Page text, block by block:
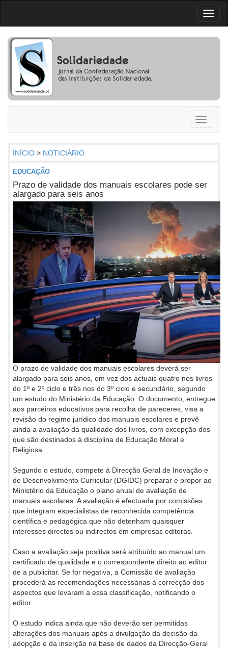
Toggle
INÍCIO > NOTICIÁRIO
EDUCAÇÃO
Prazo de validade dos manuais escolares pode ser
alargado para seis anos
O prazo de validade dos manuais escolares deverá ser
alargado para seis anos, em vez dos actuais quatro nos livros
do 1º e 2º ciclo e três nos do 3º ciclo e secundário, segundo
um estudo do Ministério da Educação. O documento, entregue
aos parceiros educativos para recolha de pareceres, visa a
revisão do regime jurídico dos manuais escolares e prevê
ainda a avaliação da qualidade dos livros, com excepção dos
que são destinados à disciplina de Educação Moral e
Religiosa.
Segundo o estudo, compete à Direcção Geral de Inovação e
de Desenvolvimento Curricular (DGIDC) preparar e propor ao
Ministério da Educação o plano anual de avaliação de
manuais escolares. A avaliação é efectuada por comissões
que integram especialistas de reconhecida competência
científica e pedagógica que não detenham quaisquer
interesses directos ou indirectos em empresas editoras.
Caso a avaliação seja positiva será atribuído ao manual um
certificado de qualidade e o correspondente direito ao editor
de a publicitar. Se for negativa, a Comissão de avaliação
procederá às recomendações necessárias à correcção dos
aspectos que levaram a essa classificação, notificando o
editor.
O estudo indica ainda que não deverão ser permitidas
alterações dos manuais após a divulgação da decisão da
adopção e da inserção na base de dados da Direcção-Geral